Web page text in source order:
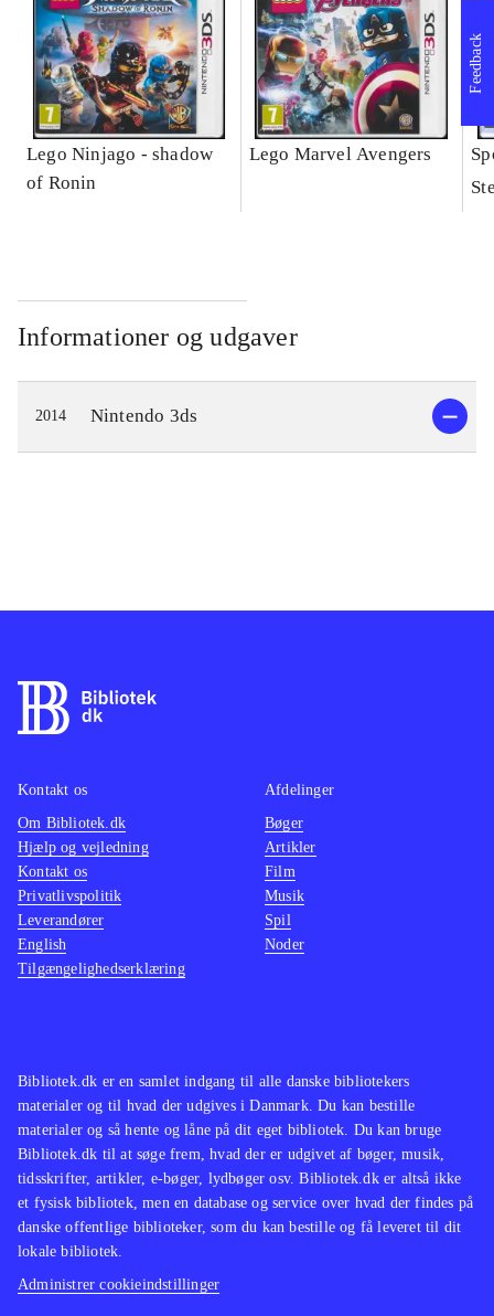
Lego Ninjago - shadow
of Ronin
Lego Marvel Avengers
Informationer og udgaver
2014 Nintendo 3ds
Feedback
Bibliotek.dk er en samlet indgang til alle danske bibliotekers
materialer og til hvad der udgives i Danmark. Du kan bestille
materialer og så hente og låne på dit eget bibliotek. Du kan bruge
Bibliotek.dk til at søge frem, hvad der er udgivet af bøger, musik,
tidsskrifter, artikler, e-bøger, lydbøger osv. Bibliotek.dk er altså ikke
et fysisk bibliotek, men en database og service over hvad der findes på
danske offentlige biblioteker, som du kan bestille og få leveret til dit
lokale bibliotek.
Administrer cookieindstillinger
Kontakt os
Om Bibliotek.dk
Hjælp og vejledning
Kontakt os
Privatlivspolitik
Leverandører
English
Tilgængelighedserklæring
Afdelinger
Bøger
Artikler
Film
Musik
Spil
Noder